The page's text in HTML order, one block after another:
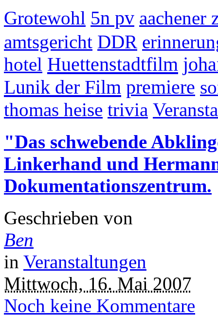
Grotewohl 5n pv aachener
amtsgericht DDR
hotel Huettenstadtfilm
Lunik der Film premiere
thomas heise trivia
"Das schwebende
Linkerhand und
Dokumentationszentrum.
Geschrieben von
Ben
in Veranstaltungen
Mittwoch, 16. Mai 2007
Noch keine Kommentare